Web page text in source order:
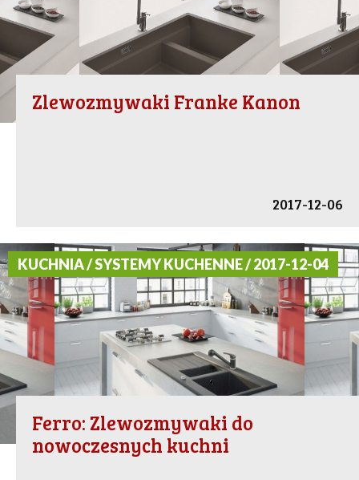
Zlewozmywaki Franke Kanon
2017-12-06
KUCHNIA / SYSTEMY KUCHENNE / 2017-12-04
Ferro: Zlewozmywaki do
nowoczesnych kuchni